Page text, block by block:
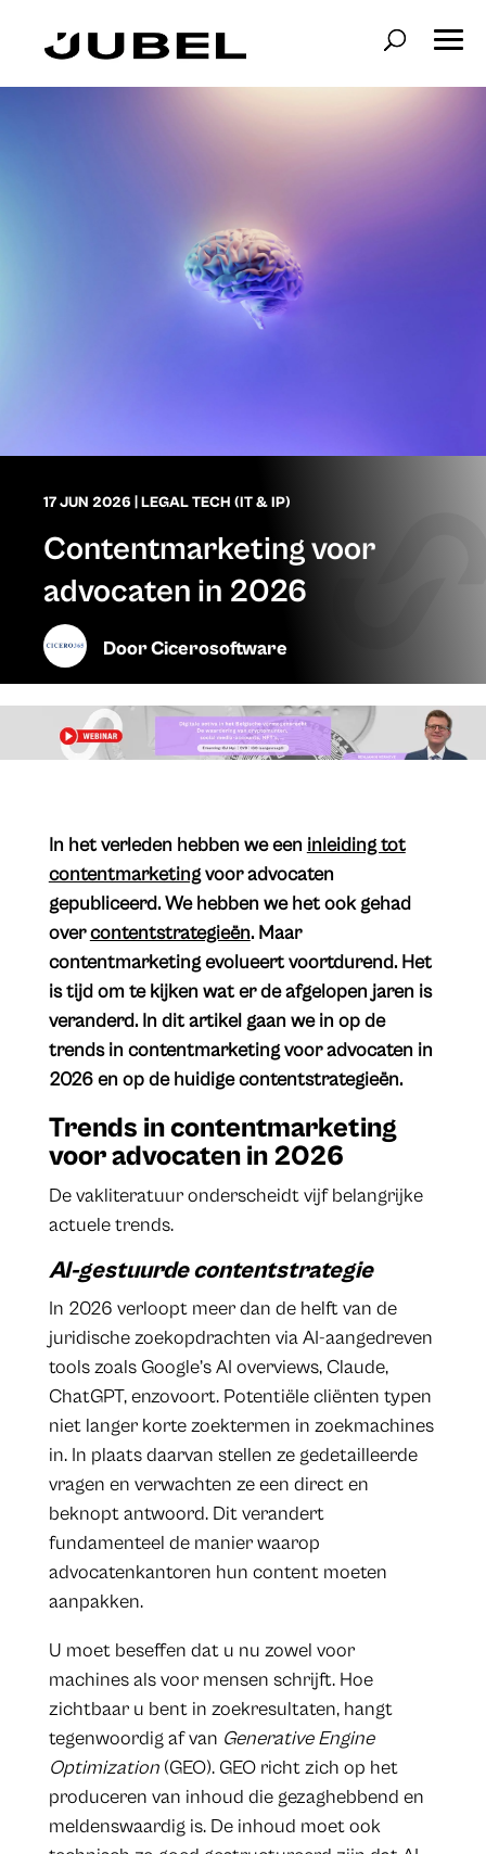
17 JUN 2026 LEGAL TECH (IT & IP)
Contentmarketing voor
advocaten in 2026
DoorCicerosoftware
​In het verleden hebben we een inleiding tot
contentmarketingvoor advocaten
gepubliceerd. We hebben we het ook gehad
overcontentstrategieën. Maar
contentmarketing evolueert voortdurend. Het
is tijd om te kijken wat er de afgelopen jaren is
veranderd. In dit artikel gaan we in op de
trends in contentmarketing voor advocaten in
2026 en op de huidige contentstrategieën.
Trends in contentmarketing
voor advocaten in 2026
De vakliteratuur onderscheidt vijf belangrijke
actuele trends.
AI-gestuurde contentstrategie
In 2026 verloopt meer dan de helft van de
juridische zoekopdrachten via AI-aangedreven
tools zoals Google’s AI overviews, Claude,
ChatGPT, enzovoort. Potentiële cliënten typen
niet langer korte zoektermen in zoekmachines
in. In plaats daarvan stellen ze gedetailleerde
vragen en verwachten ze een direct en
beknopt antwoord. Dit verandert
fundamenteel de manier waarop
advocatenkantoren hun content moeten
aanpakken.
U moet beseffen dat u nu zowel voor
machines als voor mensen schrijft. Hoe
zichtbaar u bent in zoekresultaten, hangt
tegenwoordig af van Generative Engine
Optimization(GEO). GEO richt zich op het
produceren van inhoud die gezaghebbend en
meldenswaardig is. De inhoud moet ook